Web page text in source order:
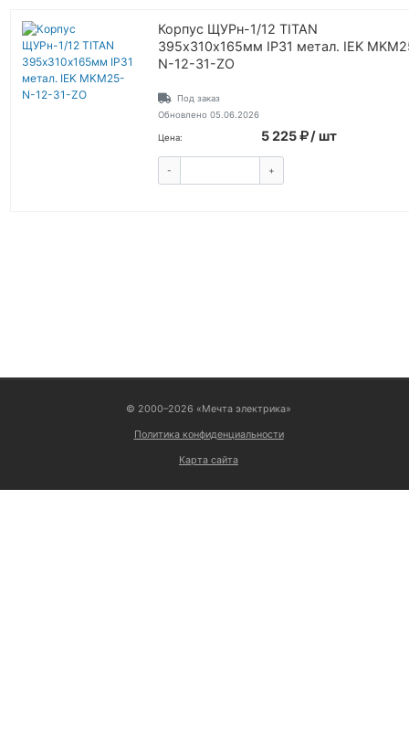
Корпус ЩУРн-1/12 TITAN
395х310х165мм IP31 метал. IEK
N-12-31-ZO
Под заказ
Обновлено 05.06.2026
Цена: 5 225 / шт
- +
© 2000–2026 «Мечта электрика»
Политика конфиденциальности
Карта сайта